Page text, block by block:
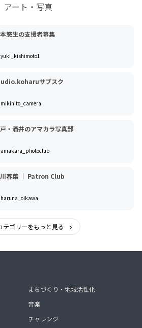
アート・写真
悠生の支援者募集
yuki_kishimoto1
サブスク
mikihito_camera
・酒井のアマカラ写真部
amakara_photoclub
春菜 ｜ Patron Club
haruna_oikawa
テゴリーをもっと見る
まちづくり・地域活性化
音楽
チャレンジ